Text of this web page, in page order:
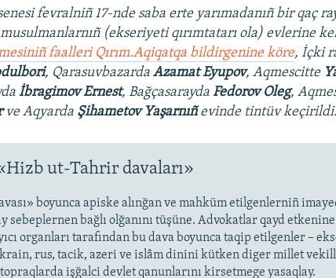
fevralniñ 17-nde saba erte yarımadanıñ bir qaç
(ekseriyeti qırımtatarı ola) evlerine
faalleri Qırım.Aqiqatqa bildirgenine köre, İçki
, Qarasuvbazarda Azamat Eyupov, Aqmescitte
İbragimov Ernest, BağçasaraydaFedorov Oleg,
ve Aqyarda Şihametov Yaşarnıñevinde tintüv keçirildi.
ut-Tahrir davaları»
boyunca apiske alınğan ve mahküm etilgenlerniñ
sebeplernen bağlı olğanını tüşüne. Advokatlar qayd
organları tarafından bu dava boyunca taqip etilgenler –
rus, tacik, azeri ve islâm dinini kütken diger millet
işğalci devlet qanunlarını kirsetmege yasaqlay.